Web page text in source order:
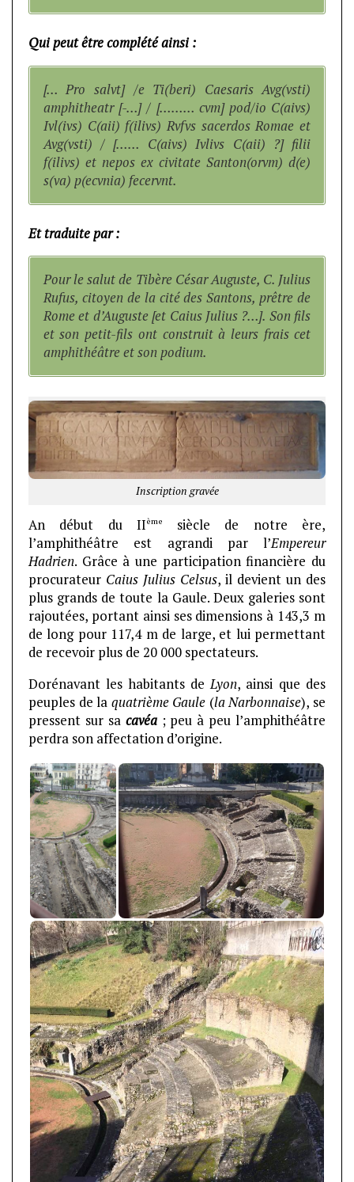
Qui peut être complété ainsi :
[… Pro salvt] /e Ti(beri) Caesaris Avg(vsti)
amphitheatr [-…] / [……… cvm] pod/io C(aivs)
Ivl(ivs) C(aii) f(ilivs) Rvfvs sacerdos Romae et
Avg(vsti) / […… C(aivs) Ivlivs C(aii) ?] filii
f(ilivs) et nepos ex civitate Santon(orvm) d(e)
s(va) p(ecvnia) fecervnt.
Et traduite par :
Pour le salut de Tibère César Auguste, C. Julius
Rufus, citoyen de la cité des Santons, prêtre de
Rome et d’Auguste [et Caius Julius ?…]. Son fils
et son petit-fils ont construit à leurs frais cet
amphithéâtre et son podium.
Inscription gravée
An début du IIème siècle de notre ère,
l’amphithéâtre est agrandi par l’Empereur
Hadrien. Grâce à une participation financière du
procurateur Caius Julius Celsus, il devient un des
plus grands de toute la Gaule. Deux galeries sont
rajoutées, portant ainsi ses dimensions à 143,3 m
de long pour 117,4 m de large, et lui permettant
de recevoir plus de 20 000 spectateurs.
Dorénavant les habitants deLyon, ainsi que des
peuples de la quatrième Gaule (la Narbonnaise), se
pressent sur sa cavéa; peu à peu l’amphithéâtre
perdra son affectation d’origine.